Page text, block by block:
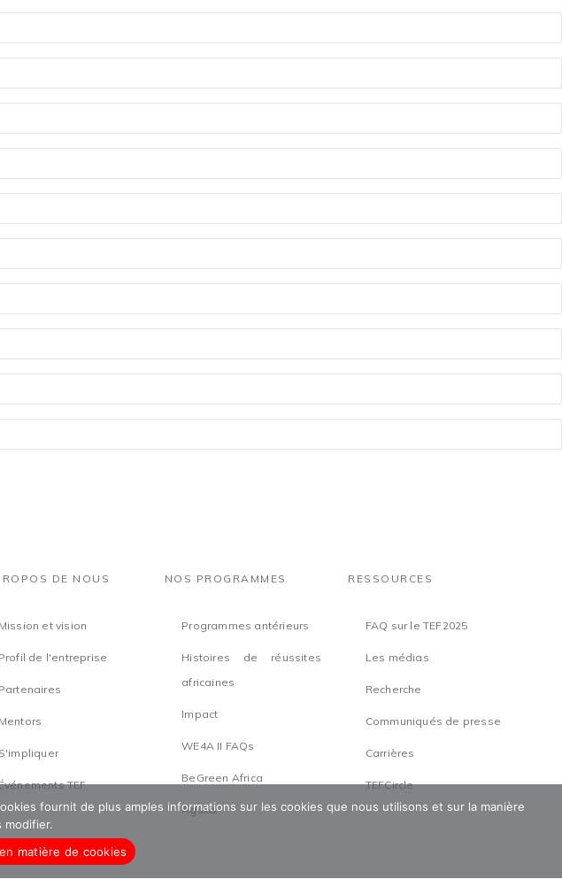
DE NOUS
Mission et vision
Profil de l'entreprise
Partenaires
Mentors
S'impliquer
TEF
NOS PROGRAMMES
Programmes antérieurs
Histoires de réussites
africaines
Impact
WE4A II FAQs
BeGreen Africa
Aguka
RESSOURCES
FAQ sur le TEF2025
Les médias
Recherche
Communiqués de presse
Carrières
TEFCircle
fournit de plus amples informations sur les cookies que nous utilisons et sur la manière
modifier.
matière de cookies